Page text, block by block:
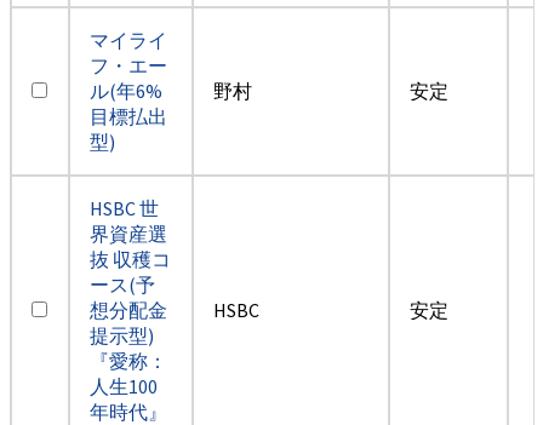
マイライ
フ・エー
ル(年6%
目標払出
型)
野村 安定
HSBC 世
界資産選
抜 収穫コ
ース(予
想分配金
提示型)
『愛称：
人生100
年時代』
HSBC 安定